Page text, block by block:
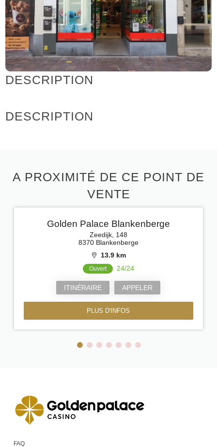
DESCRIPTION
DESCRIPTION
A PROXIMITÉ DE CE POINT DE
VENTE
Golden Palace Blankenberge
Zeedijk, 148
8370 Blankenberge
13.9 km
Ouvert 24/24
ITINÉRAIRE APPELER
PLUS D'INFOS
FAQ